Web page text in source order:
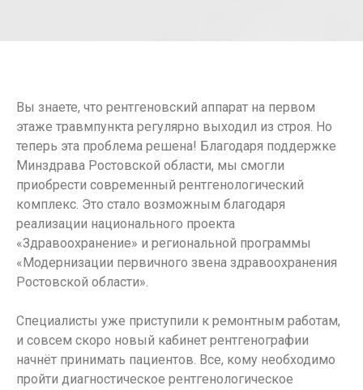
Вы знаете, что рентгеновский аппарат на первом
этаже травмпункта регулярно выходил из строя. Но
теперь эта проблема решена! Благодаря поддержке
Минздрава Ростовской области, мы смогли
приобрести современный рентгенологический
комплекс. Это стало возможным благодаря
реализации национального проекта
«Здравоохранение» и региональной программы
«Модернизации первичного звена здравоохранения
Ростовской области».
Специалисты уже приступили к ремонтным работам,
и совсем скоро новый кабинет рентгенографии
начнёт принимать пациентов. Все, кому необходимо
пройти диагностическое рентгенологическое